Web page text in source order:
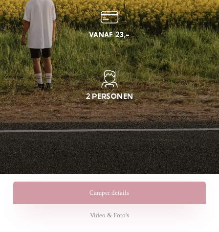
VANAF 23,-
2 PERSONEN
Camper details
Video & Foto's